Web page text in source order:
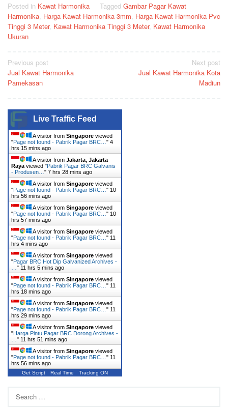
Posted in Kawat Harmonika Tagged Gambar Pagar Kawat
Harmonika Harga Kawat Harmonika 3mm Harga Kawat Harmonika Pvc
Tinggi 3 Meter, Kawat Harmonika Tinggi 3 Meter, Kawat Harmonika
Ukuran
Post
navigation
Previous post
Jual Kawat Harmonika
Pamekasan
Next post
Jual Kawat Harmonika Kota
Madiun
Live Traffic Feed
A visitor from Singapore viewed
"Page not found - Pabrik Pagar BRC… " 4
hrs 16 mins ago
A visitor from Jakarta, Jakarta
Raya viewed "Pabrik Pagar BRC Galvanis
- Produsen… " 7 hrs 28 mins ago
A visitor from Singapore viewed
"Page not found - Pabrik Pagar BRC… " 10
hrs 56 mins ago
A visitor from Singapore viewed
"Page not found - Pabrik Pagar BRC… " 10
hrs 57 mins ago
A visitor from Singapore viewed
"Page not found - Pabrik Pagar BRC… " 11
hrs 4 mins ago
A visitor from Singapore viewed
"Pagar BRC Hot Dip Galvanized Archives -
" 11 hrs 5 mins ago
A visitor from Singapore viewed
"Page not found - Pabrik Pagar BRC… " 11
hrs 18 mins ago
A visitor from Singapore viewed
"Page not found - Pabrik Pagar BRC… " 11
hrs 29 mins ago
A visitor from Singapore viewed
"Harga Pintu Pagar BRC Dorong Archives -
" 11 hrs 52 mins ago
A visitor from Singapore viewed
"Page not found - Pabrik Pagar BRC… " 11
hrs 56 mins ago
Get Script Real Time Tracking ON
for: